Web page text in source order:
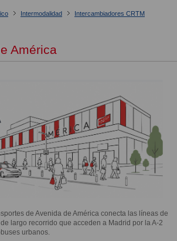
Intermodalidad
Intercambiadores CRTM
América
de Avenida de América conecta las líneas de
largo recorrido que acceden a Madrid por la A-2
urbanos.